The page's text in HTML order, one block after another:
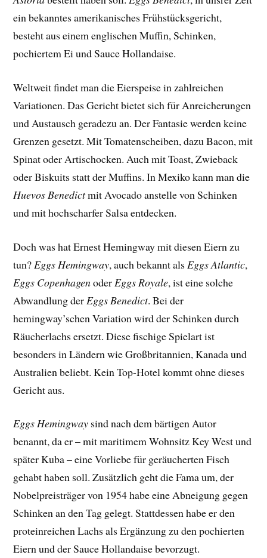
ein bekanntes amerikanisches Frühstücksgericht,
besteht aus einem englischen Muffin, Schinken,
pochiertem Ei und Sauce Hollandaise.
Weltweit findet man die Eierspeise in zahlreichen
Variationen. Das Gericht bietet sich für Anreicherungen
und Austausch geradezu an. Der Fantasie werden keine
Grenzen gesetzt. Mit Tomatenscheiben, dazu Bacon, mit
Spinat oder Artischocken. Auch mit Toast, Zwieback
oder Biskuits statt der Muffins. In Mexiko kann man die
Huevos Benedictmit Avocado anstelle von Schinken
und mit hochscharfer Salsa entdecken.
Doch was hat Ernest Hemingway mit diesen Eiern zu
tun? Eggs Hemingway, auch bekannt als Eggs Atlantic,
Eggs Copenhagenoder Eggs Royale, ist eine solche
Abwandlung der Eggs Benedict. Bei der
hemingway’schen Variation wird der Schinken durch
Räucherlachs ersetzt. Diese fischige Spielart ist
besonders in Ländern wie Großbritannien, Kanada und
Australien beliebt. Kein Top-Hotel kommt ohne dieses
Gericht aus.
Eggs Hemingway sind nach dem bärtigen Autor
benannt, da er – mit maritimem Wohnsitz Key West und
später Kuba – eine Vorliebe für geräucherten Fisch
gehabt haben soll. Zusätzlich geht die Fama um, der
Nobelpreisträger von 1954 habe eine Abneigung gegen
Schinken an den Tag gelegt. Stattdessen habe er den
proteinreichen Lachs als Ergänzung zu den pochierten
Eiern und der Sauce Hollandaise bevorzugt.